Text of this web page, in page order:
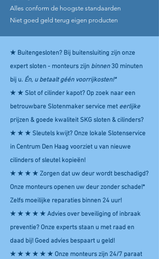
Alles conform de hoogste standaarden
Niet goed geld terug eigen producten
★ Buitengesloten? Bij buitensluiting zijn onze
expert sloten - monteurs zijn binnen30 minuten
bij u. Én, u betaalt géén voorrijkosten!*
★ ★ Slot of cilinder kapot? Op zoek naar een
betrouwbare Slotenmaker service met eerlijke
prijzen & goede kwaliteit SKG sloten & cilinders?
★ ★ ★ Sleutels kwijt? Onze lokale Slotenservice
in Centrum Den Haag voorziet u van nieuwe
cilinders of sleutel kopieën!
★ ★ ★ ★Zorgen dat uw deur wordt beschadigd?
Onze monteurs openen uw deur zonder schade!*
Zelfs moeilijke reparaties binnen 24 uur!
★ ★ ★ ★ ★Advies over beveiliging of inbraak
preventie? Onze experts staan u met raad en
daad bij! Goed advies bespaart u geld!
★ ★ ★ ★ ★ ★ Onze monteurs zijn 24/7 paraat